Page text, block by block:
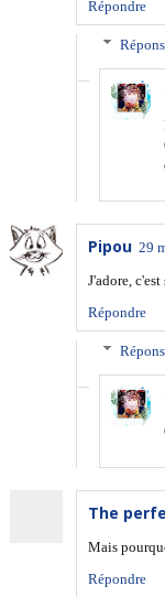
Répondre
Pipou 29
J'adore,
Répondre
The
Mais
Répondre